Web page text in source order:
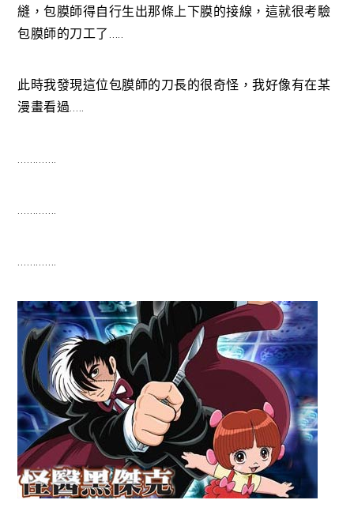
縫，包膜師得自行生出那條上下膜的接線，這就很考驗
包膜師的刀工了…..
此時我發現這位包膜師的刀長的很奇怪，我好像有在某
漫畫看過…..